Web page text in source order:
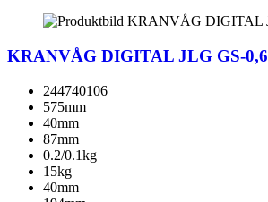
KRANVÅG DIGITAL JLG GS-0,6
244740106
575mm
40mm
87mm
0.2/0.1kg
15kg
40mm